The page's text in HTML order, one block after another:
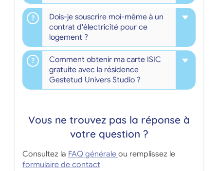
Dois-je souscrire moi-même à un
contrat d'électricité pour ce
logement ?
Comment obtenir ma carte ISIC
gratuite avec la résidence
Gestetud Univers Studio ?
Vous ne trouvez pas la réponse à
votre question ?
Consultez la FAQ générale ou remplissez le
formulaire de contact